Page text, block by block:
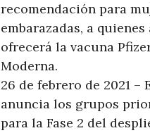
recomendación para
embarazadas, a
ofrecerá la vacuna
Moderna.
26 de febrero de 2021 –
anuncia los grupos
para la Fase 2 del